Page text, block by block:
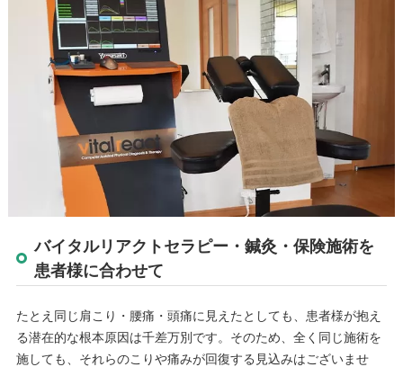
バイタルリアクトセラピー・鍼灸・保険施術を
患者様に合わせて
たとえ同じ肩こり・腰痛・頭痛に見えたとしても、患者様が抱え
る潜在的な根本原因は千差万別です。そのため、全く同じ施術を
施しても、それらのこりや痛みが回復する見込みはございませ